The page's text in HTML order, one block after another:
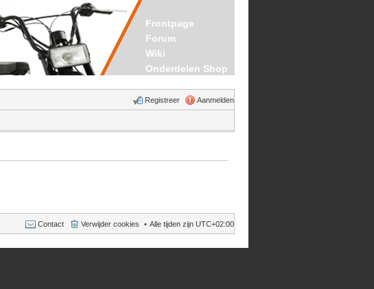
Frontpage
Forum
Wiki
Onderdelen Shop
Aanmelden
Registreer
Alle tijden zijn UTC+02:00
Verwijder cookies
Contact